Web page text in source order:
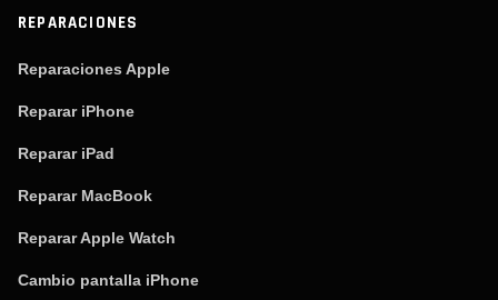
REPARACIONES
Reparaciones Apple
Reparar iPhone
Reparar iPad
Reparar MacBook
Reparar Apple Watch
Cambio pantalla iPhone